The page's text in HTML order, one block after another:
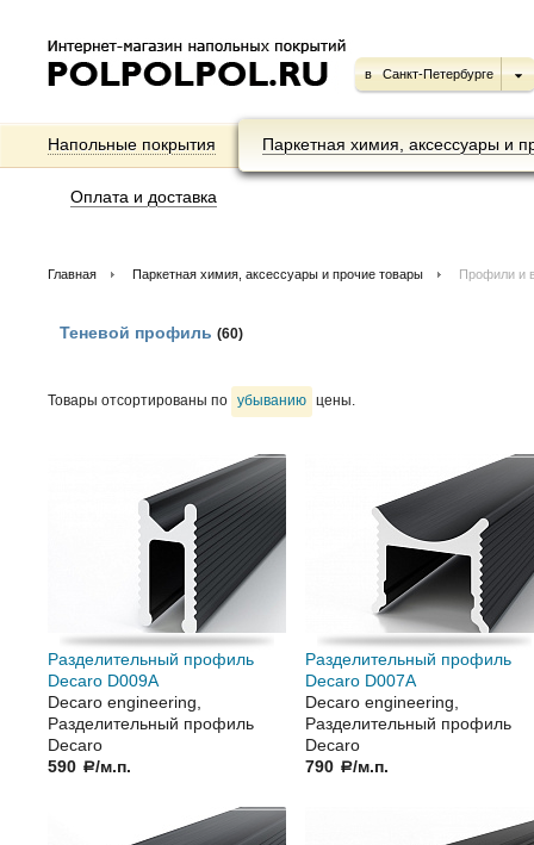
в Санкт-Петербурге
Напольные покрытия Паркетная химия, аксессуары и
Оплата и доставка
Главная Паркетная химия, аксессуары и прочие товары Профили и
Теневой профиль (60)
Товары отсортированы по убыванию цены.
Разделительный профиль
Decaro D009А
Decaro engineering,
Разделительный профиль
Decaro
590 a/м.п.
Разделительный профиль
Decaro D007А
Decaro engineering,
Разделительный профиль
Decaro
790 a/м.п.